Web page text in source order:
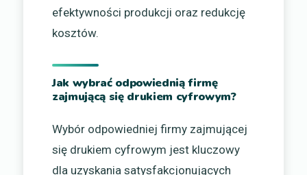
efektywności produkcji oraz redukcję
kosztów.
Jak wybrać odpowiednią firmę
zajmującą się drukiem cyfrowym?
Wybór odpowiedniej firmy zajmującej
się drukiem cyfrowym jest kluczowy
dla uzyskania satysfakcjonujących